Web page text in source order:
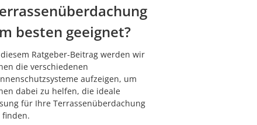
besten geeignet?
Ratgeber-Beitrag werden wir
die verschiedenen
aufzeigen, um
dabei zu helfen, die ideale
für Ihre Terrassenüberdachung
finden.